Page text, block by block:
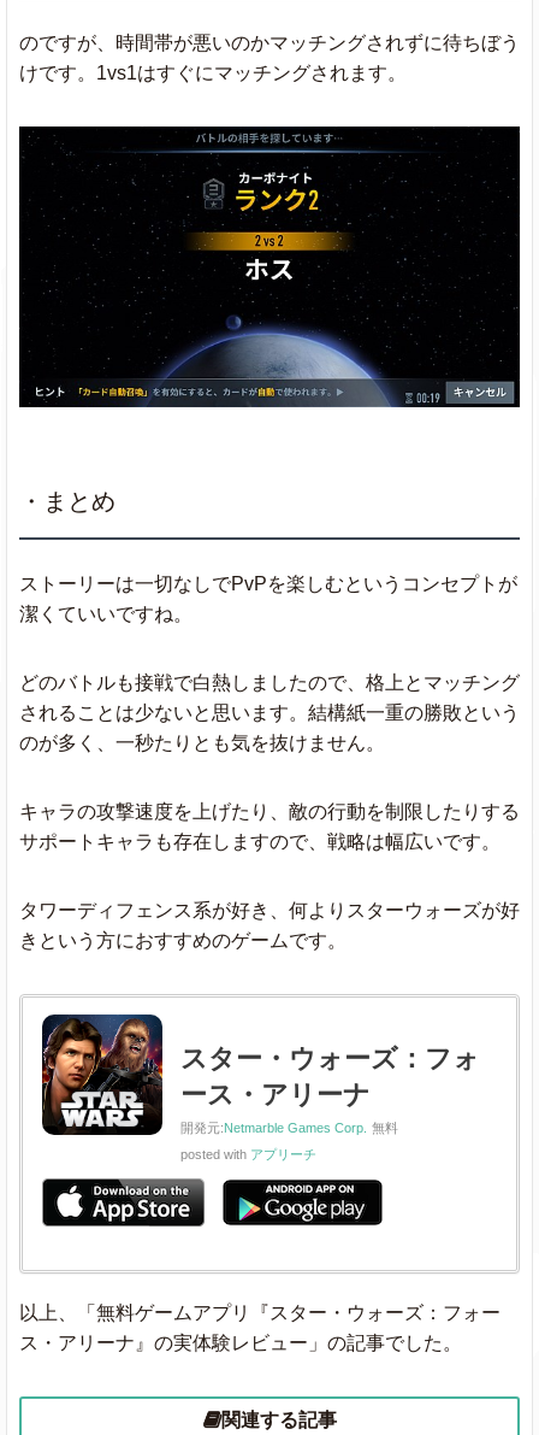
のですが、時間帯が悪いのかマッチングされずに待ちぼう
けです。1vs1はすぐにマッチングされます。
・まとめ
ストーリーは一切なしでPvPを楽しむというコンセプトが
潔くていいですね。
どのバトルも接戦で白熱しましたので、格上とマッチング
されることは少ないと思います。結構紙一重の勝敗という
のが多く、一秒たりとも気を抜けません。
キャラの攻撃速度を上げたり、敵の行動を制限したりする
サポートキャラも存在しますので、戦略は幅広いです。
タワーディフェンス系が好き、何よりスターウォーズが好
きという方におすすめのゲームです。
スター・ウォーズ：フォ
ース・アリーナ
開発元:Netmarble Games Corp. 無料
posted with アプリーチ
以上、「無料ゲームアプリ『スター・ウォーズ：フォー
ス・アリーナ』の実体験レビュー」の記事でした。
関連する記事